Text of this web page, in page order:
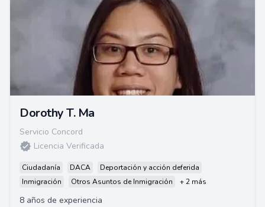
Dorothy T. Ma
Servicio Concord
Licencia Verificada
Ciudadanía DACA
Deportación y acción deferida
Inmigración
Otros Asuntos de Inmigración + 2 más
8 años de experiencia